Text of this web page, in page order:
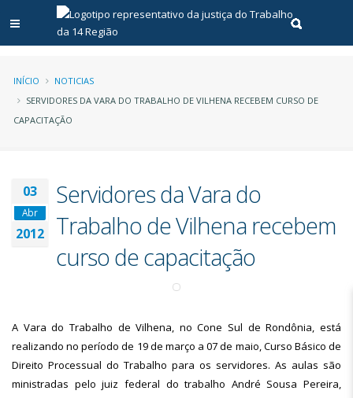
Abrir menu principal
Realizar
Trilha
de
INÍCIO
NOTICIAS
SERVIDORES DA VARA DO TRABALHO DE VILHENA RECEBEM CURSO DE
CAPACITAÇÃO
03
Abr
2012
Servidores da Vara do
Trabalho de Vilhena recebem
curso de capacitação
A Vara do Trabalho de Vilhena, no Cone Sul de Rondônia, está
realizando no período de 19 de março a 07 de maio, Curso Básico de
Direito Processual do Trabalho para os servidores. As aulas são
ministradas pelo juiz federal do trabalho André Sousa Pereira,